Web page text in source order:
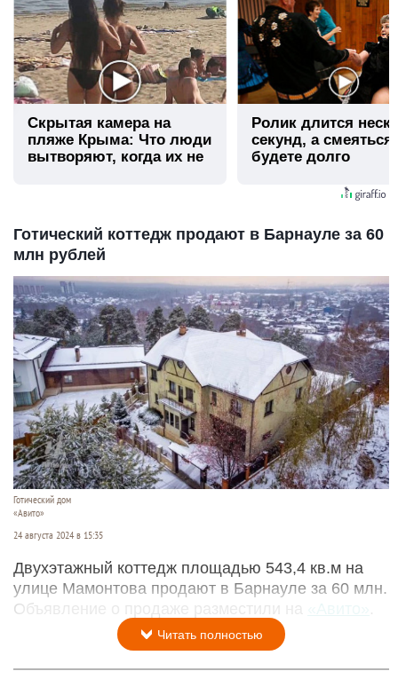
Скрытая камера на
пляже Крыма: Что люди
вытворяют, когда их не
Ролик длится
секунд, а
будете долго
Готический коттедж продают в Барнауле за 60
млн рублей
Готический дом
«Авито»
24 августа 2024 в 15:35
Двухэтажный коттедж площадью 543,4 кв.м на
улице Мамонтова продают в Барнауле за 60 млн.
Объявление о продаже разместили на
«Авито»
Читать полностью